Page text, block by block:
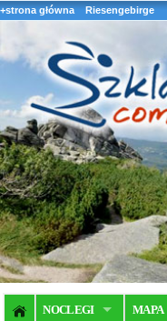
+strona główna Riesengebirge
NOCLEGI MAPA